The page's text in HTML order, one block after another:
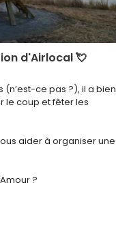
d'Airlocal 💘
(n’est-ce pas ?), il a bien
le coup et fêter les
aider à organiser une
?